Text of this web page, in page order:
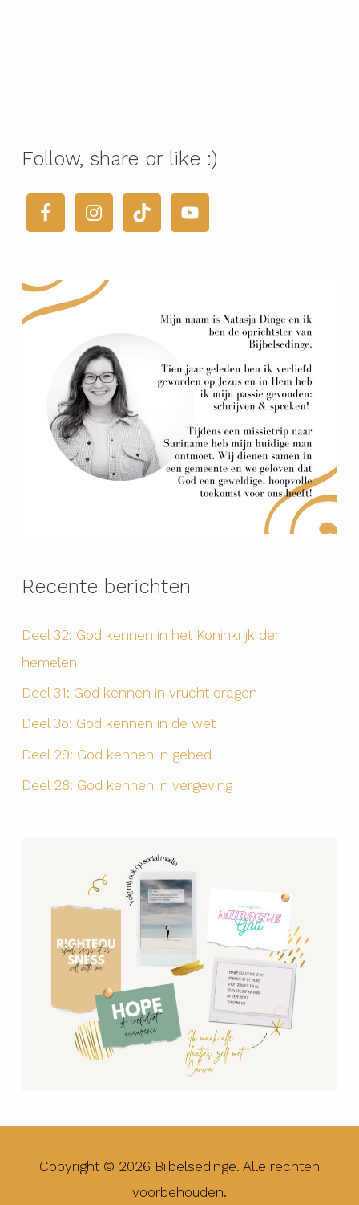
Follow, share or like :)
Recente berichten
Deel 32: God kennen in het Koninkrijk der
hemelen
Deel 31: God kennen in vrucht dragen
Deel 3o: God kennen in de wet
Deel 29: God kennen in gebed
Deel 28: God kennen in vergeving
Copyright © 2026 Bijbelsedinge. Alle rechten
voorbehouden.